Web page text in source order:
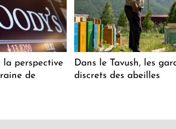
la perspective
de
Dans le Tavush, les
discrets des abeilles